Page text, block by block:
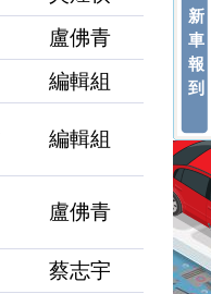
盧佛青
編輯組
編輯組
盧佛青
蔡志宇
新
車
報
到